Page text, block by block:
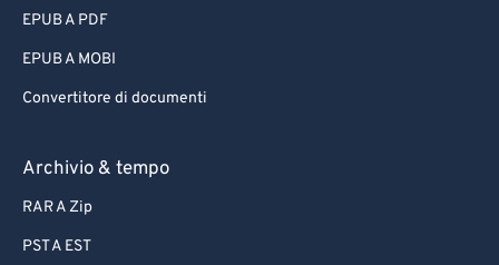
EPUB A PDF
EPUB A MOBI
Convertitore di documenti
Archivio & tempo
RAR A Zip
PST A EST